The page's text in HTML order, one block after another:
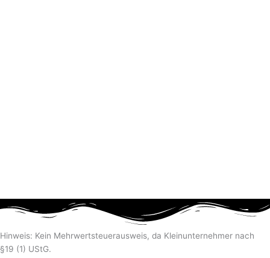
Hinweis: Kein Mehrwertsteuerausweis, da Kleinunternehmer nach
§19 (1) UStG.